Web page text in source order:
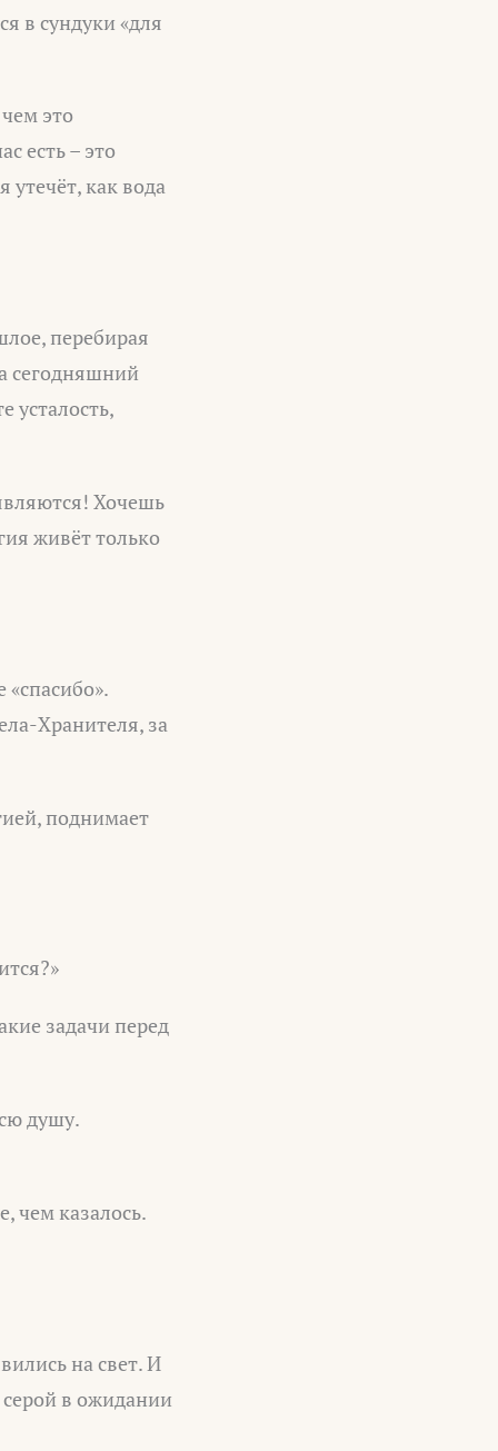
в сундуки «для
это
есть – это
как вода
перебирая
сегодняшний
усталость,
Хочешь
живёт только
Хранителя, за
поднимает
задачи перед
душу.
чем казалось.
на свет. И
в ожидании